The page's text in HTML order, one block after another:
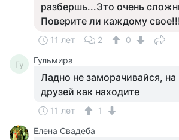
разбершь...Это очень
Поверите ли каждому
11 лет 2 0
Гу Гульмира
Ладно не заморачивайся, на
друзей как находите
11 лет
1
Елена Свадеба